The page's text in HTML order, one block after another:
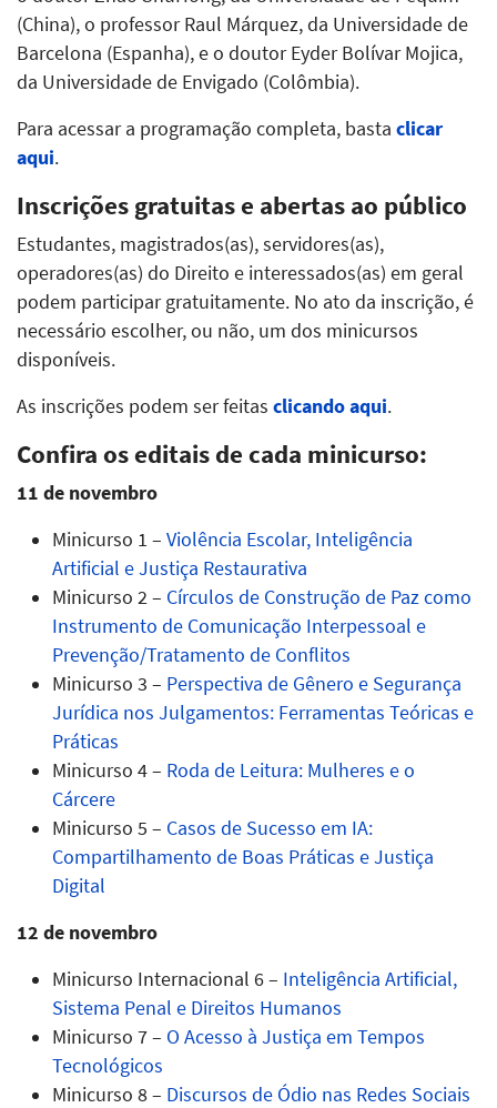
(China), o professor Raul Márquez, da Universidade de
Barcelona (Espanha), e o doutor Eyder Bolívar Mojica,
da Universidade de Envigado (Colômbia).
Para acessar a programação completa, basta clicar
aqui.
Inscrições gratuitas e abertas ao público
Estudantes, magistrados(as), servidores(as),
operadores(as) do Direito e interessados(as) em geral
podem participar gratuitamente. No ato da inscrição, é
necessário escolher, ou não, um dos minicursos
disponíveis.
As inscrições podem ser feitas clicando aqui.
Confira os editais de cada minicurso:
11 de novembro
Minicurso 1 – Violência Escolar, Inteligência
Artificial e Justiça Restaurativa
Minicurso 2 – Círculos de Construção de Paz como
Instrumento de Comunicação Interpessoal e
Prevenção/Tratamento de Conflitos
Minicurso 3 – Perspectiva de Gênero e Segurança
Jurídica nos Julgamentos: Ferramentas Teóricas e
Práticas
Minicurso 4 – Roda de Leitura: Mulheres e o
Cárcere
Minicurso 5 – Casos de Sucesso em IA:
Compartilhamento de Boas Práticas e Justiça
Digital
12 de novembro
Minicurso Internacional 6 – Inteligência Artificial,
Sistema Penal e Direitos Humanos
Minicurso 7 – O Acesso à Justiça em Tempos
Tecnológicos
Minicurso 8 – Discursos de Ódio nas Redes Sociais